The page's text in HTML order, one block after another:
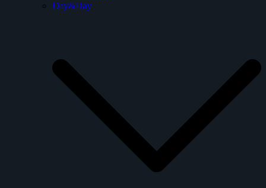
Day&Day